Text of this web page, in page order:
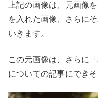
上記の画像は、元画像
を入れた画像、さらに
いきます。
この元画像は、さらに
についての記事にできそ